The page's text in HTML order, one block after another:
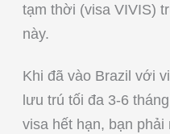
tạm thời (visa VIVIS)
này.
Khi đã vào Brazil với
lưu trú tối đa 3-6
visa hết hạn, bạn